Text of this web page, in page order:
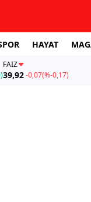
HAYAT
FAİZ
39,92-0,07(%-0,17)